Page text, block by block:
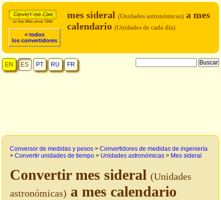
< todos
los convertidores
mes sideral (Unidades astronómicas) a mes
calendario (Unidades de cada día)
EN ES PT RU FR
Conversor de medidas y pesos > Convertidores de medidas de ingeniería
> Convertir unidades de tiempo > Unidades astronómicas > Mes sideral
Convertir mes sideral (Unidades
astronómicas) a mes calendario